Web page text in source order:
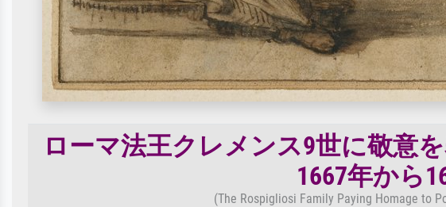
ローマ法王クレメンス9世に敬意
1667年から
(The Rospigliosi Family Paying Homage to